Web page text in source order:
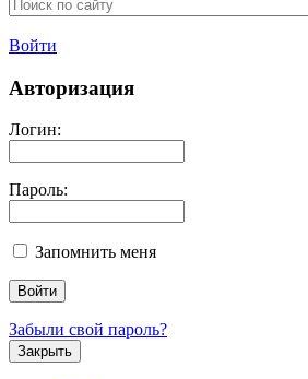
Войти
Авторизация
Логин:
Пароль:
Запомнить меня
Забыли свой пароль?
Закрыть